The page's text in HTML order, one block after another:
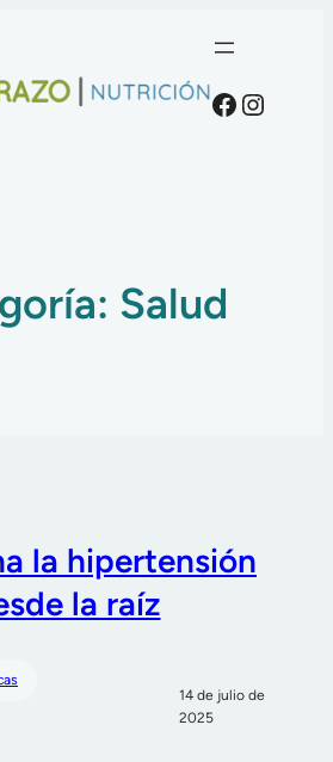
Salud
la hipertensión
la raíz
14 de julio de
2025